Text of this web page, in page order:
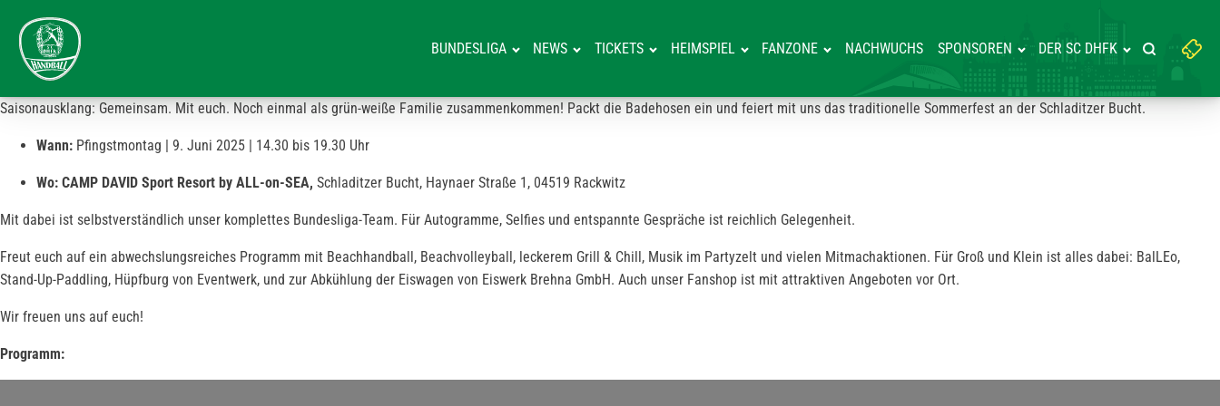
BUNDESLIGA NEWS TICKETS HEIMSPIEL FANZONE NACHWUCHS SPONSOREN DER SC DHFK
Suchbegriff
eingeben:
Suche
Saisonausklang: Gemeinsam. Mit euch. Noch einmal als grün-weiße Familie zusammenkommen! Packt die Badehosen ein und feiert mit uns das traditionelle Sommerfest an der Schladitzer Bucht.
Wann: Pfingstmontag | 9. Juni 2025 | 14.30 bis 19.30 Uhr
Wo: CAMP DAVID Sport Resort by ALL-on-SEA, Schladitzer Bucht, Haynaer Straße 1, 04519 Rackwitz
Mit dabei ist selbstverständlich unser komplettes Bundesliga-Team. Für Autogramme, Selfies und entspannte Gespräche ist reichlich Gelegenheit.
Freut euch auf ein abwechslungsreiches Programm mit Beachhandball, Beachvolleyball, leckerem Grill & Chill, Musik im Partyzelt und vielen Mitmachaktionen. Für Groß und Klein ist alles dabei: BalLEo,
Stand-Up-Paddling, Hüpfburg von Eventwerk, und zur Abkühlung der Eiswagen von Eiswerk Brehna GmbH. Auch unser Fanshop ist mit attraktiven Angeboten vor Ort.
Wir freuen uns auf euch!
Programm: